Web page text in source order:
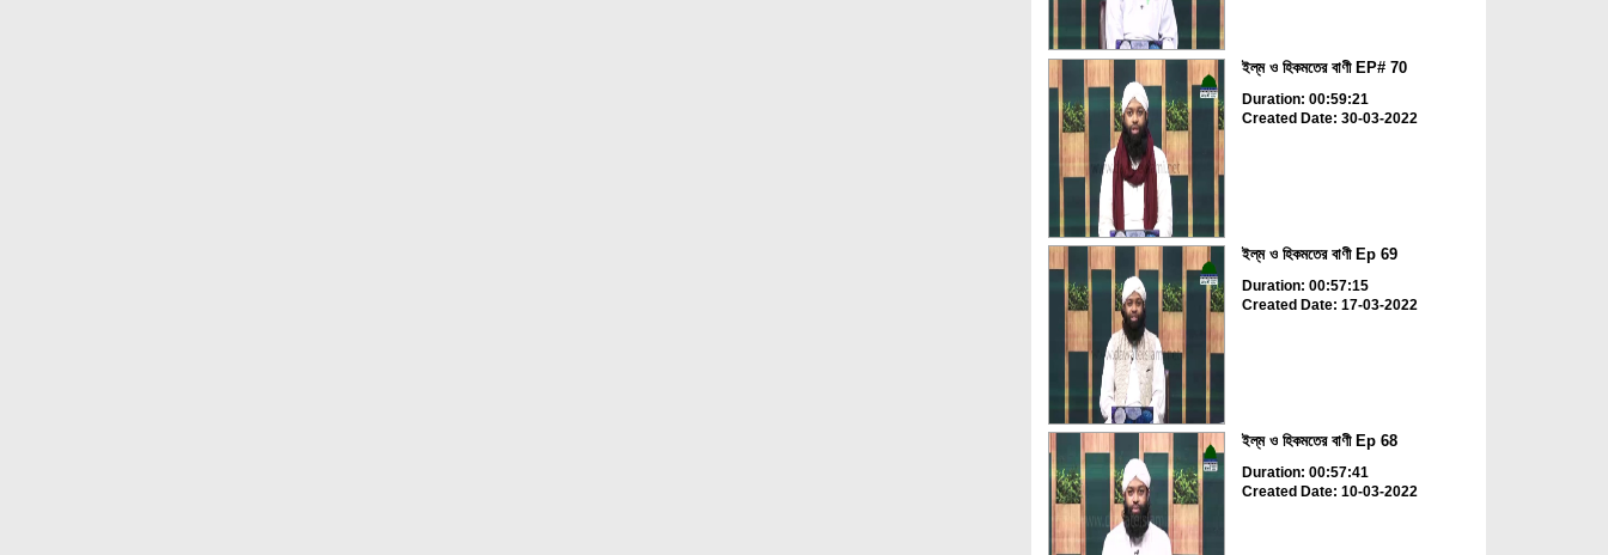
ইল্‌ম ও হিকমতের বাণী EP# 70
Duration: 00:59:21
Created Date: 30-03-2022
ইল্‌ম ও হিকমতের বাণী Ep 69
Duration: 00:57:15
Created Date: 17-03-2022
ইল্‌ম ও হিকমতের বাণী Ep 68
Duration: 00:57:41
Created Date: 10-03-2022